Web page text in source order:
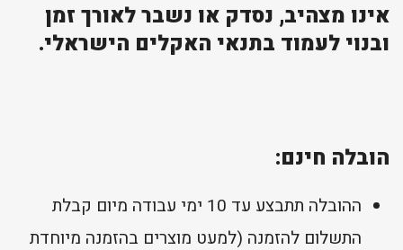
אינו מצהיב, נסדק או נשבר לאורך זמן
ובנוי לעמוד בתנאי האקלים הישראלי.
הובלה חינם:
ההובלה תתבצע עד 10 ימי עבודה מיום קבלת
התשלום להזמנה (למעט מוצרים בהזמנה מיוחדת